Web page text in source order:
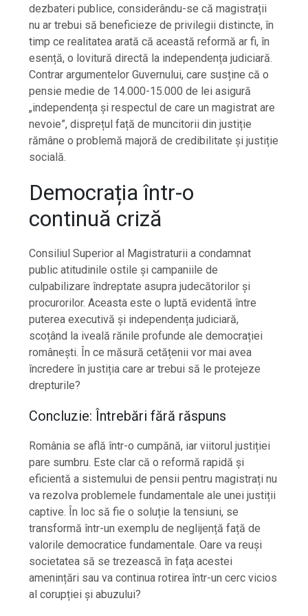
dezbateri publice, considerându-se că magistrații
nu ar trebui să beneficieze de privilegii distincte, în
timp ce realitatea arată că această reformă ar fi, în
esență, o lovitură directă la independența judiciară.
Contrar argumentelor Guvernului, care susține că o
pensie medie de 14.000-15.000 de lei asigură
„independența și respectul de care un magistrat are
nevoie”, disprețul față de muncitorii din justiție
rămâne o problemă majoră de credibilitate și justiție
socială.
Democrația într-o
continuă criză
Consiliul Superior al Magistraturii a condamnat
public atitudinile ostile și campaniile de
culpabilizare îndreptate asupra judecătorilor și
procurorilor. Aceasta este o luptă evidentă între
puterea executivă și independența judiciară,
scoțând la iveală rănile profunde ale democrației
românești. În ce măsură cetățenii vor mai avea
încredere în justiția care ar trebui să le protejeze
drepturile?
Concluzie: Întrebări fără răspuns
România se află într-o cumpănă, iar viitorul justiției
pare sumbru. Este clar că o reformă rapidă și
eficientă a sistemului de pensii pentru magistrați nu
va rezolva problemele fundamentale ale unei justiții
captive. În loc să fie o soluție la tensiuni, se
transformă într-un exemplu de neglijență față de
valorile democratice fundamentale. Oare va reuși
societatea să se trezească în fața acestei
amenințări sau va continua rotirea într-un cerc vicios
al corupției și abuzului?